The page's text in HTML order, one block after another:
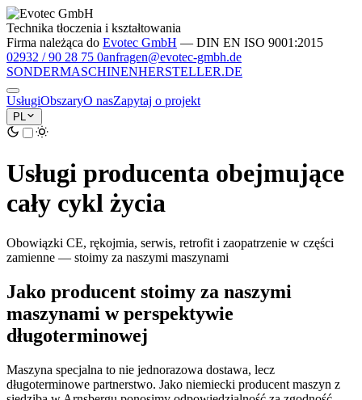
Technika tłoczenia i kształtowania
Firma należąca do Evotec GmbH — DIN EN ISO 9001:2015
02932 / 90 28 75 0anfragen@evotec-gmbh.de
SONDERMASCHINENHERSTELLER.DE
UsługiObszaryO nasZapytaj o projekt
PL
Usługi producenta obejmujące
cały cykl życia
Obowiązki CE, rękojmia, serwis, retrofit i zaopatrzenie w części
zamienne — stoimy za naszymi maszynami
Jako producent stoimy za naszymi
maszynami w perspektywie
długoterminowej
Maszyna specjalna to nie jednorazowa dostawa, lecz
długoterminowe partnerstwo. Jako niemiecki producent maszyn z